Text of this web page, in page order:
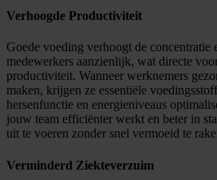
Verhoogde Productiviteit
Goede voeding verhoogt de concentratie
medewerkers aanzienlijk, wat directe
productiviteit. Wanneer werknemers
maken, krijgen ze essentiële
hersenfunctie en energieniveaus
jouw team efficiënter werkt en beter in
uit te voeren zonder snel vermoeid te
Verminderd Ziekteverzuim